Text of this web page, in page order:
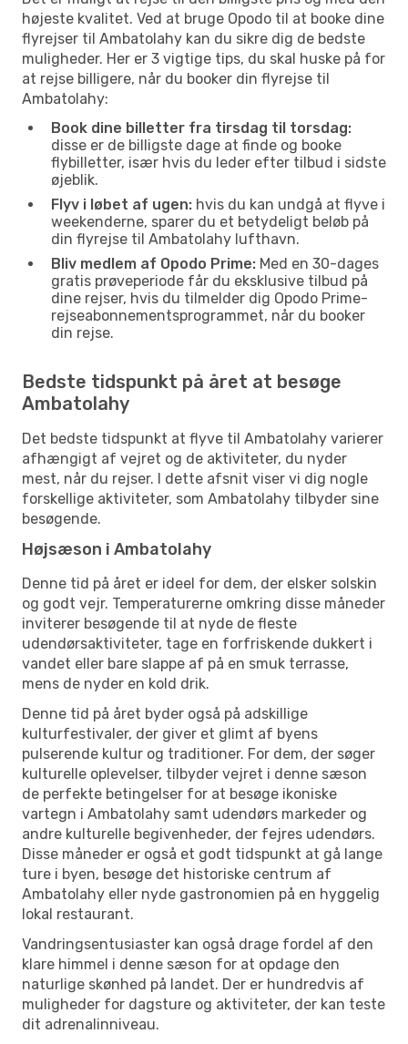
højeste kvalitet. Ved at bruge Opodo til at booke dine
flyrejser til Ambatolahy kan du sikre dig de bedste
muligheder. Her er 3 vigtige tips, du skal huske på for
at rejse billigere, når du booker din flyrejse til
Ambatolahy:
Book dine billetter fra tirsdag til torsdag:
disse er de billigste dage at finde og booke
flybilletter, især hvis du leder efter tilbud i sidste
øjeblik.
Flyv i løbet af ugen: hvis du kan undgå at flyve i
weekenderne, sparer du et betydeligt beløb på
din flyrejse til Ambatolahy lufthavn.
Bliv medlem af Opodo Prime: Med en 30-dages
gratis prøveperiode får du eksklusive tilbud på
dine rejser, hvis du tilmelder dig Opodo Prime-
rejseabonnementsprogrammet, når du booker
din rejse.
Bedste tidspunkt på året at besøge
Ambatolahy
Det bedste tidspunkt at flyve til Ambatolahy varierer
afhængigt af vejret og de aktiviteter, du nyder
mest, når du rejser. I dette afsnit viser vi dig nogle
forskellige aktiviteter, som Ambatolahy tilbyder sine
besøgende.
Højsæson i Ambatolahy
Denne tid på året er ideel for dem, der elsker solskin
og godt vejr. Temperaturerne omkring disse måneder
inviterer besøgende til at nyde de fleste
udendørsaktiviteter, tage en forfriskende dukkert i
vandet eller bare slappe af på en smuk terrasse,
mens de nyder en kold drik.
Denne tid på året byder også på adskillige
kulturfestivaler, der giver et glimt af byens
pulserende kultur og traditioner. For dem, der søger
kulturelle oplevelser, tilbyder vejret i denne sæson
de perfekte betingelser for at besøge ikoniske
vartegn i Ambatolahy samt udendørs markeder og
andre kulturelle begivenheder, der fejres udendørs.
Disse måneder er også et godt tidspunkt at gå lange
ture i byen, besøge det historiske centrum af
Ambatolahy eller nyde gastronomien på en hyggelig
lokal restaurant.
Vandringsentusiaster kan også drage fordel af den
klare himmel i denne sæson for at opdage den
naturlige skønhed på landet. Der er hundredvis af
muligheder for dagsture og aktiviteter, der kan teste
dit adrenalinniveau.